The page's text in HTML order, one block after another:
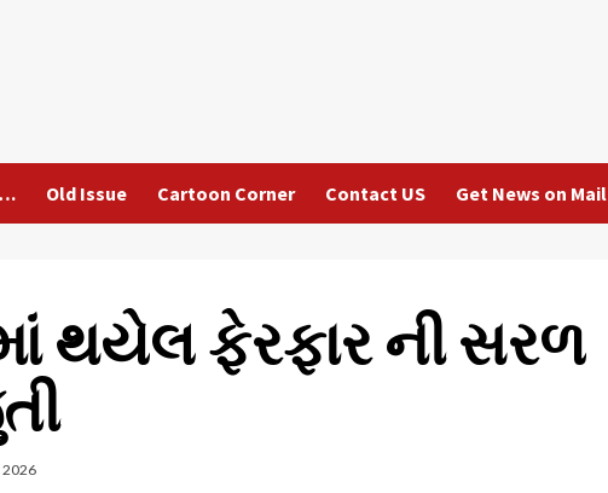
Old Issue Cartoon Corner Contact US Get News on Mail
માં થયેલ ફેરફાર ની સરળ
2026